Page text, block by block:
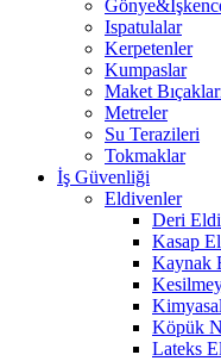
Ispatulalar
Kerpetenler
Kumpaslar
Maket
Metreler
Su Terazileri
Tokmaklar
İş Güvenliği
Eldivenler
Deri
Kasap
Kaynak
Köpük
Lateks